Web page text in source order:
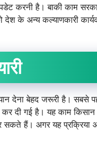
करनी है। बाकी काम
के अन्य कल्याणकारी
देना बेहद जरूरी है। सबसे
कर दी गई है। यह काम
सकते हैं। अगर यह प्रक्रिया